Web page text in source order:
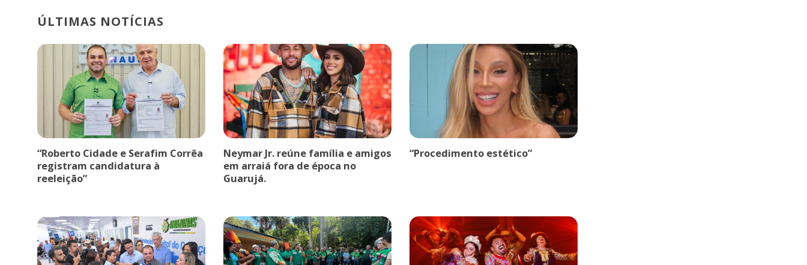
ÚLTIMAS NOTÍCIAS
“Roberto Cidade e Serafim Corrêa
registram candidatura à
reeleição”
Neymar Jr. reúne família e amigos
em arraiá fora de época no
Guarujá.
“Procedimento estético”